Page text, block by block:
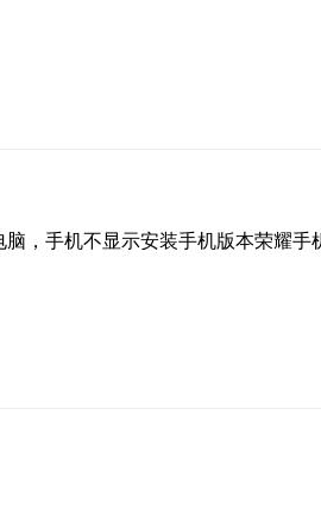
，手机不显示安装手机版本荣耀